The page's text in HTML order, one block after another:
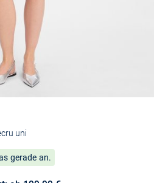
uni
gerade an.